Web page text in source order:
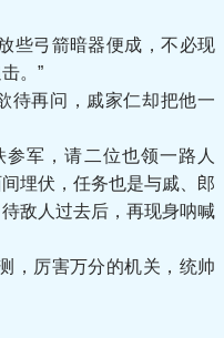
弓箭暗器便成，不必现
。”
再问，戚家仁却把他一
军，请二位也领一路人
埋伏，任务也是与戚、郎
敌人过去后，再现身呐喊
厉害万分的机关，统帅